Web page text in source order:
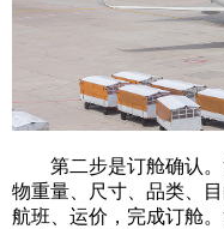
第二步是订舱确认。
物重量、尺寸、品类、
航班、运价，完成订舱